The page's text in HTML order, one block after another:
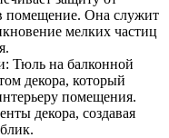
помещение. Она служит
мелких частиц
Тюль на балконной
декора, который
помещения.
декора, создавая